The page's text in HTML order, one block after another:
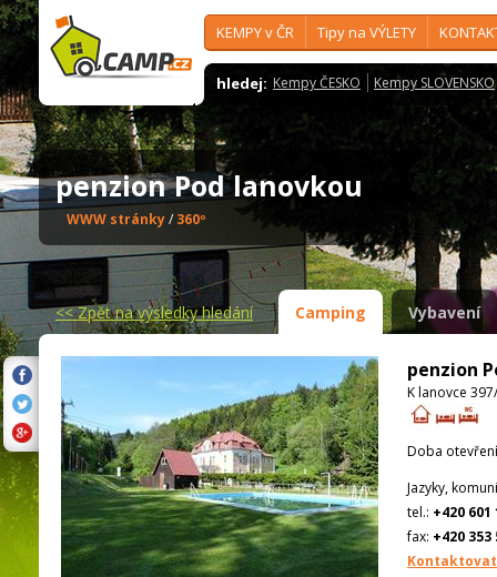
KEMPY v ČR Tipy na VÝLETY
hledej: Kempy ČESKO Kempy SLOVENSKO
penzion Pod lanovkou
WWW stránky/ 360º
<<Zpět na výsledky hledání Camping Vybavení
penzion
K lanovce
Doba
Jazyky,
tel.: +420 601
fax: +420 353